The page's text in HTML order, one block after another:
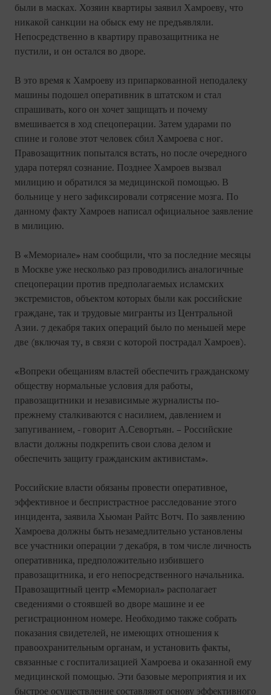
были в масках. Хозяин квартиры заявил Хамроеву, что
никакой санкции на обыск ему не предъявляли.
Непосредственно в квартиру правозащитника не
пустили, и он остался во дворе.
В это время к Хамроеву из припаркованной неподалеку
машины подошел оперативник в штатском и стал
спрашивать, кого он хочет защищать и почему
вмешивается в ход спецоперации. Затем ударами по
спине и голове этот человек сбил Хамроева с ног.
Правозащитник попытался встать, но после очередного
удара потерял сознание. Позднее Хамроев вызвал
милицию и обратился за медицинской помощью. В
больнице у него зафиксировали сотрясение мозга. По
данному факту Хамроев написал официальное заявление
в милицию.
В «Мемориале» нам сообщили, что за последние месяцы
в Москве уже несколько раз проводились аналогичные
спецоперации против предполагаемых исламских
экстремистов, объектом которых были как российские
граждане, так и трудовые мигранты из Центральной
Азии. 7 декабря таких операций было по меньшей мере
две (включая ту, в связи с которой пострадал Хамроев).
«Вопреки обещаниям властей обеспечить гражданскому
обществу нормальные условия для работы,
правозащитники и независимые журналисты по-
прежнему сталкиваются с насилием, давлением и
запугиванием, - говорит А.Севортьян. – Российские
власти должны подкрепить свои слова делом и
обеспечить защиту гражданским активистам».
Российские власти обязаны провести оперативное,
эффективное и беспристрастное расследование этого
инцидента, заявила Хьюман Райтс Вотч. По заявлению
Хамроева должны быть незамедлительно установлены
все участники операции 7 декабря, в том числе личность
оперативника, предположительно избившего
правозащитника, и его непосредственного начальника.
Правозащитный центр «Мемориал» располагает
сведениями о стоявшей во дворе машине и ее
регистрационном номере. Необходимо также собрать
показания свидетелей, не имеющих отношения к
правоохранительным органам, и установить факты,
связанные с госпитализацией Хамроева и оказанной ему
медицинской помощью. Эти базовые мероприятия и их
быстрое осуществление составляют основу эффективного